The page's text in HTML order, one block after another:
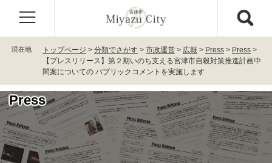
す
。
し
て
本
文
へ
現在地 トップページ > 分類でさがす > 市政運営 > 広報 > Press > Press >
【プレスリリース】第２期いのち支える宮津市自殺対策推進計画中
間案についての パブリックコメントを実施します
Press